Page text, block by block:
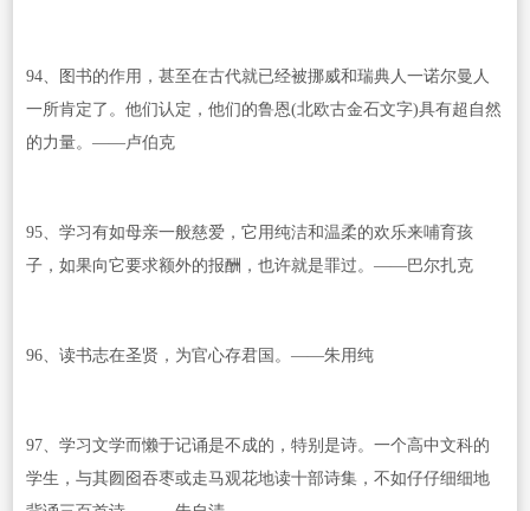
94、图书的作用，甚至在古代就已经被挪威和瑞典人一诺尔曼人
一所肯定了。他们认定，他们的鲁恩(北欧古金石文字)具有超自然
的力量。——卢伯克
95、学习有如母亲一般慈爱，它用纯洁和温柔的欢乐来哺育孩
子，如果向它要求额外的报酬，也许就是罪过。——巴尔扎克
96、读书志在圣贤，为官心存君国。——朱用纯
97、学习文学而懒于记诵是不成的，特别是诗。一个高中文科的
学生，与其囫囵吞枣或走马观花地读十部诗集，不如仔仔细细地